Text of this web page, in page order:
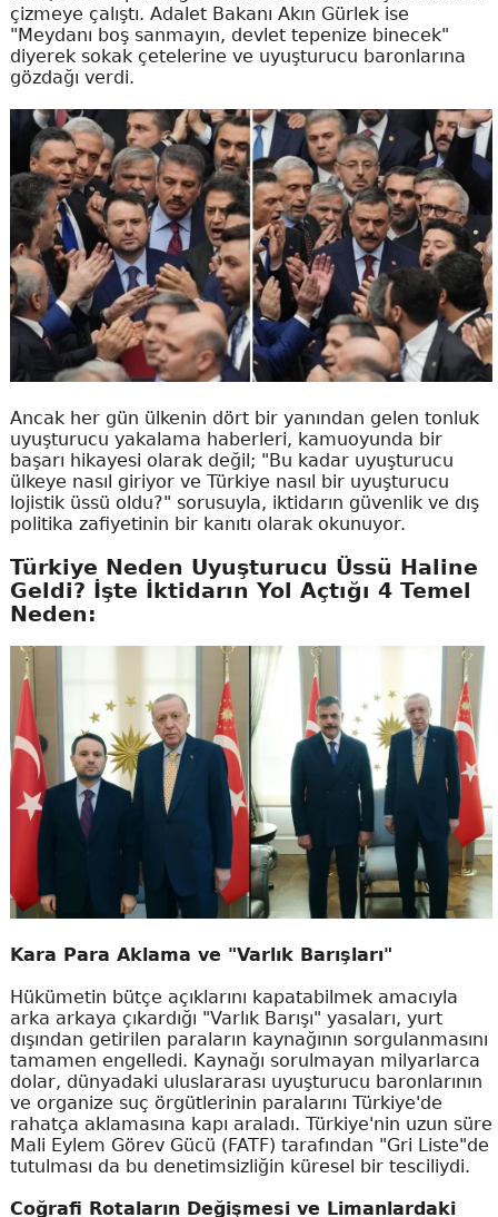
çizmeye çalıştı. Adalet Bakanı Akın Gürlek ise
"Meydanı boş sanmayın, devlet tepenize binecek"
diyerek sokak çetelerine ve uyuşturucu baronlarına
gözdağı verdi.
Ancak her gün ülkenin dört bir yanından gelen tonluk
uyuşturucu yakalama haberleri, kamuoyunda bir
başarı hikayesi olarak değil; "Bu kadar uyuşturucu
ülkeye nasıl giriyor ve Türkiye nasıl bir uyuşturucu
lojistik üssü oldu?" sorusuyla, iktidarın güvenlik ve dış
politika zafiyetinin bir kanıtı olarak okunuyor.
Türkiye Neden Uyuşturucu Üssü Haline
Geldi? İşte İktidarın Yol Açtığı 4 Temel
Neden:
Kara Para Aklama ve "Varlık Barışları"
Hükümetin bütçe açıklarını kapatabilmek amacıyla
arka arkaya çıkardığı "Varlık Barışı" yasaları, yurt
dışından getirilen paraların kaynağının sorgulanmasını
tamamen engelledi. Kaynağı sorulmayan milyarlarca
dolar, dünyadaki uluslararası uyuşturucu baronlarının
ve organize suç örgütlerinin paralarını Türkiye'de
rahatça aklamasına kapı araladı. Türkiye'nin uzun süre
Mali Eylem Görev Gücü (FATF) tarafından "Gri Liste"de
tutulması da bu denetimsizliğin küresel bir tesciliydi.
Coğrafi Rotaların Değişmesi ve Limanlardaki